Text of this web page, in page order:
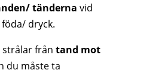
tänderna vid
dryck.
strålar från tand mot
du måste ta